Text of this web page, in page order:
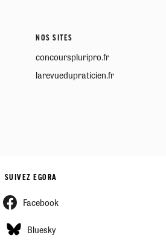
NOS SITES
concourspluripro.fr
larevuedupraticien.fr
SUIVEZ EGORA
Facebook
Bluesky